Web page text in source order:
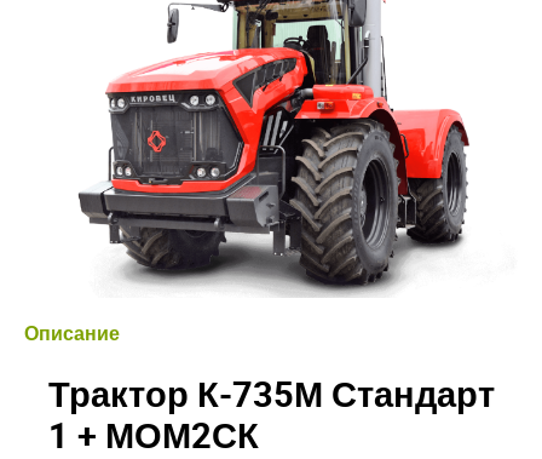
Описание
Трактор К-735М Стандарт
1 + МОМ2СК